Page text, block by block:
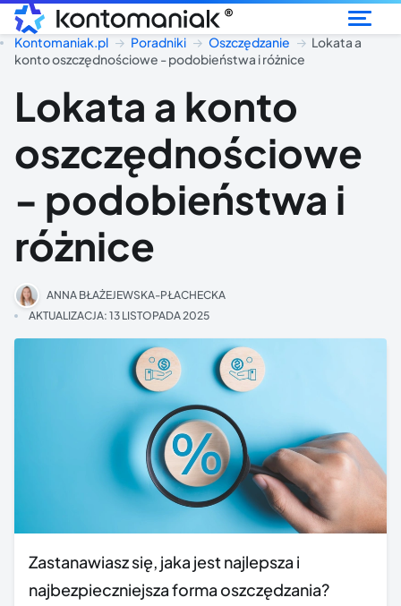
®
Kontomaniak.pl Poradniki Oszczędzanie
Lokata a
konto oszczędnościowe - podobieństwa i różnice
Lokata a konto
oszczędnościowe
- podobieństwa i
różnice
ANNA BŁAŻEJEWSKA-PŁACHECKA
AKTUALIZACJA: 13 LISTOPADA 2025
Zastanawiasz się, jaka jest najlepsza i
najbezpieczniejsza forma oszczędzania?